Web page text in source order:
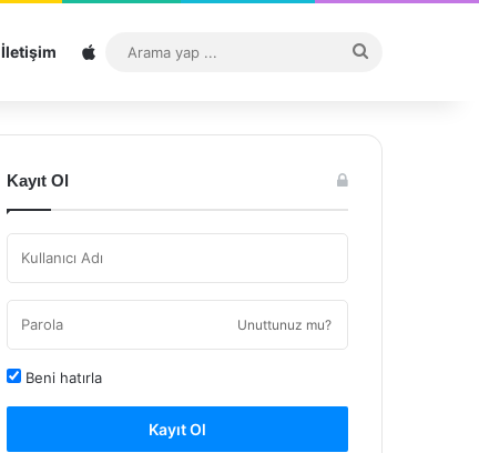
İletişim Sitemap
...
Kayıt Ol
Unuttunuz mu?
Beni hatırla
Kayıt Ol